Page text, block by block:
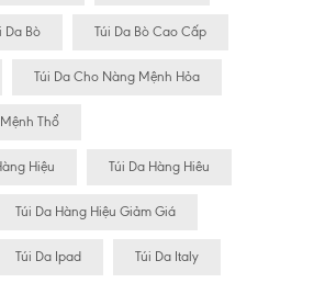
Da Bò Túi Da Bò Cao Cấp
Túi Da Cho Nàng Mệnh Hỏa
Thổ
Hiệu Túi Da Hàng Hiêu
Túi Da Hàng Hiệu Giảm Giá
Túi Da Ipad Túi Da Italy